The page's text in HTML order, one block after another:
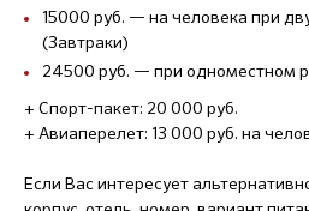
15000 руб. — на человека при
(Завтраки)
24500 руб. — при одноместном
+ Спорт-пакет: 20 000 руб.
+ Авиаперелет: 13 000 руб. на
Если Вас интересует